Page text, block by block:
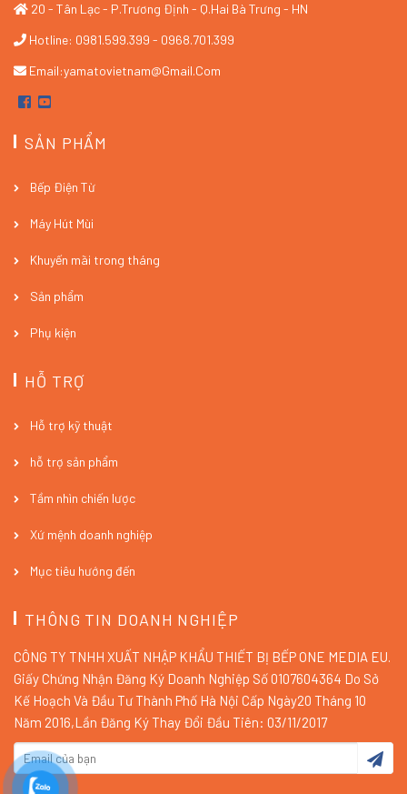
20 - Tân Lạc - P.Trương Định - Q.Hai Bà Trưng - HN
Hotline: 0981.599.399 - 0968.701.399
Email:yamatovietnam@gmail.com
SẢN PHẨM
Bếp Điện Từ
Máy Hút Mùi
Khuyến mãi trong tháng
Sản phẩm
Phụ kiện
HỖ TRỢ
Hỗ trợ kỹ thuật
hỗ trợ sản phẩm
Tầm nhìn chiến lược
Xứ mệnh doanh nghiệp
Mục tiêu hướng đến
THÔNG TIN DOANH NGHIỆP
CÔNG TY TNHH XUẤT NHẬP KHẨU THIẾT BỊ BẾP ONE MEDIA EU.
Giấy Chứng Nhận Đăng Ký Doanh Nghiệp Số 0107604364 Do Sở
Kế Hoạch Và Đầu Tư Thành Phố Hà Nội Cấp Ngày20 Tháng 10
Năm 2016,Lần Đăng Ký Thay Đổi Đầu Tiên: 03/11/2017